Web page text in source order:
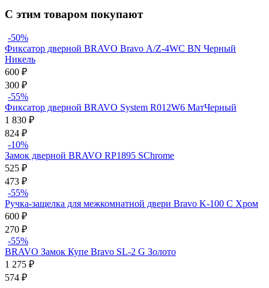
С этим товаром покупают
-50%
Фиксатор дверной BRAVO Bravo А/Z-4WC BN Черный
Никель
600 ₽
300 ₽
-55%
Фиксатор дверной BRAVO System R012W6 МатЧерный
1 830 ₽
824 ₽
-10%
Замок дверной BRAVO RP1895 SChrome
525 ₽
473 ₽
-55%
Ручка-защелка для межкомнатной двери Bravo K-100 C Хром
600 ₽
270 ₽
-55%
BRAVO Замок Купе Bravo SL-2 G Золото
1 275 ₽
574 ₽